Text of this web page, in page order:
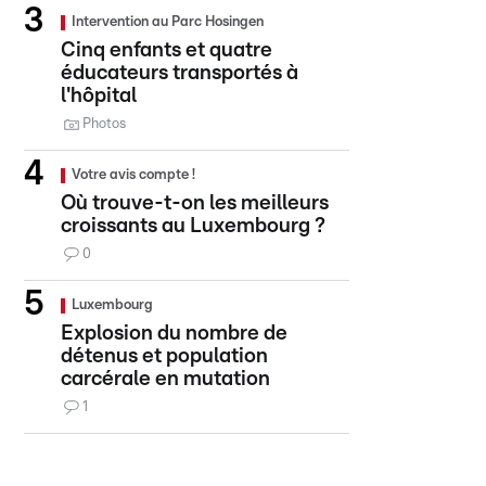
Intervention au Parc Hosingen
Cinq enfants et quatre
éducateurs transportés à
l'hôpital
Photos
Votre avis compte !
Où trouve-t-on les meilleurs
croissants au Luxembourg ?
0
Luxembourg
Explosion du nombre de
détenus et population
carcérale en mutation
1